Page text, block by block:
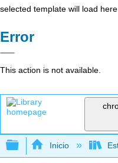
selected template will load here
Error
This action is not available.
Expandir/
Inicio